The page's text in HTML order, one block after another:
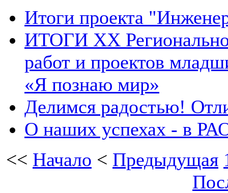
Итоги проекта
ИТОГИ XX
работ и проектов
«Я познаю мир»
Делимся радостью!
О наших успехах - в
<< Начало < Предыдущая